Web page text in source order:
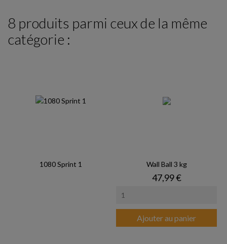
8 produits parmi ceux de la même
catégorie :
1080 Sprint 1 Wall Ball 3 kg
Prix
47,99 €
Ajouter au panier